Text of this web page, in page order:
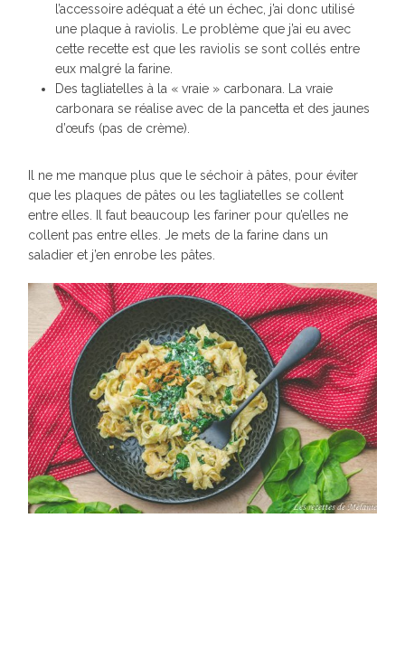
l’accessoire adéquat a été un échec, j’ai donc utilisé
une plaque à raviolis. Le problème que j’ai eu avec
cette recette est que les raviolis se sont collés entre
eux malgré la farine.
Des tagliatelles à la « vraie » carbonara. La vraie
carbonara se réalise avec de la pancetta et des jaunes
d’œufs (pas de crème).
Il ne me manque plus que le séchoir à pâtes, pour éviter
que les plaques de pâtes ou les tagliatelles se collent
entre elles. Il faut beaucoup les fariner pour qu’elles ne
collent pas entre elles. Je mets de la farine dans un
saladier et j’en enrobe les pâtes.